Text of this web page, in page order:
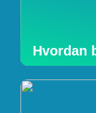
Hvordan